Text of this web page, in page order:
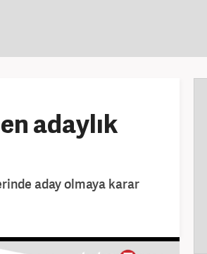
adaylık
aday olmaya karar